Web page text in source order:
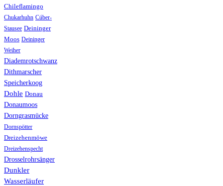
Chileflamingo
Chukarhuhn Cúber-
Stausee Deininger
Moos Deininger
Weiher
Diademrotschwanz
Dithmarscher
Speicherkoog
Dohle Donau
Donaumoos
Dorngrasmücke
Dornspötter
Dreizehenmöwe
Dreizehenspecht
Drosselrohrsänger
Dunkler
Wasserläufer